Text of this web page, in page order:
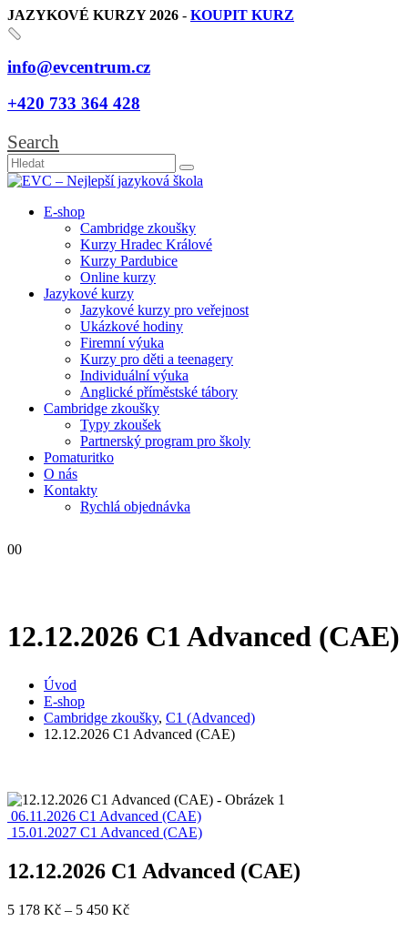
JAZYKOVÉ KURZY 2026 - KOUPIT KURZ
info@evcentrum.cz
+420 733 364 428
Search
E-shop
Cambridge zkoušky
Kurzy Hradec Králové
Kurzy Pardubice
Online kurzy
Jazykové kurzy
Jazykové kurzy pro veřejnost
Ukázkové hodiny
Firemní výuka
Kurzy pro děti a teenagery
Individuální výuka
Anglické příměstské tábory
Cambridge zkoušky
Typy zkoušek
Partnerský program pro školy
Pomaturitko
O nás
Kontakty
Rychlá objednávka
00
12.12.2026 C1 Advanced (CAE)
Úvod
E-shop
Cambridge zkoušky, C1 (Advanced)
12.12.2026 C1 Advanced (CAE)
06.11.2026 C1 Advanced (CAE)
15.01.2027 C1 Advanced (CAE)
12.12.2026 C1 Advanced (CAE)
5 178 Kč – 5 450 KčRozpětí